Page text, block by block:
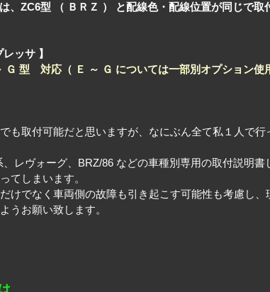
、ZC6型 （ ＢＲＺ ） と配線色・配線位置が同じで取
ッサ 】
型 対応（ Ｅ ～ Ｇ については一部別オプション使
も取付可能だと思いますが、なにぶん全て私１人で
レヴォーグ、BRZ/86 などの車種別専用の取付説明
てしまいます。
けでなく車両側の故障も引き起こす可能性も考慮し、
うお願い致します。